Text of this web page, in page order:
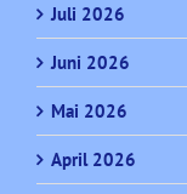
Juli 2026
Juni 2026
Mai 2026
April 2026